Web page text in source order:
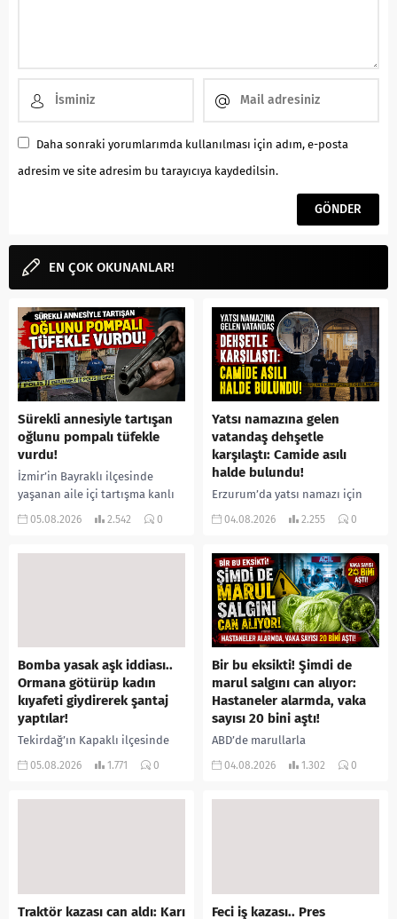
Daha sonraki yorumlarımda kullanılması için adım, e-posta
adresim ve site adresim bu tarayıcıya kaydedilsin.
EN ÇOK OKUNANLAR!
Sürekli annesiyle tartışan
oğlunu pompalı tüfekle
vurdu!
İzmir’in Bayraklı ilçesinde
yaşanan aile içi tartışma kanlı
bitti. İddiaya göre, uzun süredir
05.08.2026 2.542 0
Yatsı namazına gelen
vatandaş dehşetle
karşılaştı: Camide asılı
halde bulundu!
Erzurum’da yatsı namazı için
camiye gelen bir vatandaş,
yerine sevk edilen...
04.08.2026 2.255 0
Bomba yasak aşk iddiası..
Ormana götürüp kadın
kıyafeti giydirerek şantaj
yaptılar!
Tekirdağ’ın Kapaklı ilçesinde
bir kişiyi, arkadaşının eşiyle
05.08.2026 1.771 0
Bir bu eksikti! Şimdi de
marul salgını can alıyor:
Hastaneler alarmda, vaka
sayısı 20 bini aştı!
ABD’de marullarla
ilişkilendirilen siklospora
04.08.2026 1.302 0
Traktör kazası can aldı: Karı Feci iş kazası.. Pres